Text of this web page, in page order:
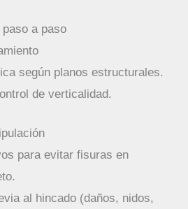
a paso
según planos estructurales.
de verticalidad.
para evitar fisuras en
al hincado (daños, nidos,